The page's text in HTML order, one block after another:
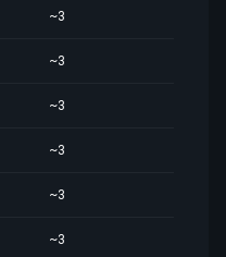
~3
~3
~3
~3
~3
~3